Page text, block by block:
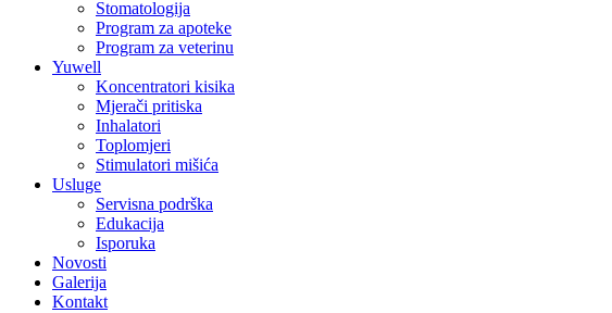
Stomatologija
Program za apoteke
Program za veterinu
Yuwell
Koncentratori kisika
Mjerači pritiska
Inhalatori
Toplomjeri
Stimulatori mišića
Usluge
Servisna podrška
Edukacija
Isporuka
Novosti
Galerija
Kontakt